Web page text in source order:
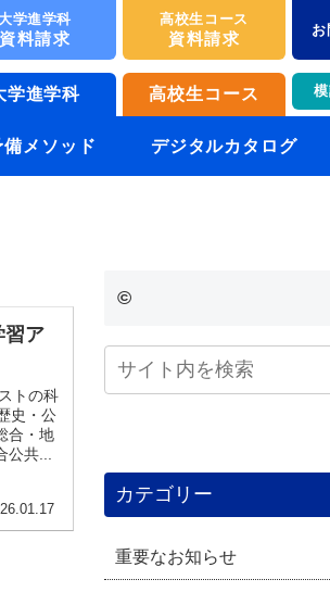
大学進学科
資料請求
高校生コース
資料請求 お
学進学科 高校生コース
備メソッド デジタルカタログ
習ア
トの科
史・公
合・地
共...
©
カテゴリー
重要なお知らせ